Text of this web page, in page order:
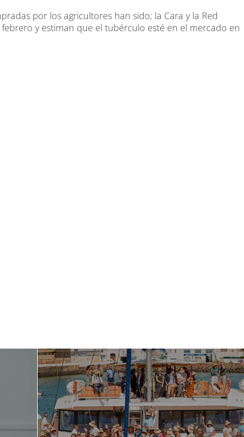
por los agricultores han sido; la Cara y la Red
y estiman que el tubérculo esté en el mercado en